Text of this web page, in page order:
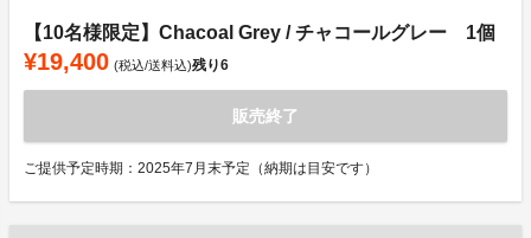
【10名様限定】Chacoal Grey / チャコールグレー 1個
¥19,400 (税込/送料込)残り6
販売終了
ご提供予定時期：2025年7月末予定（納期は目安です）